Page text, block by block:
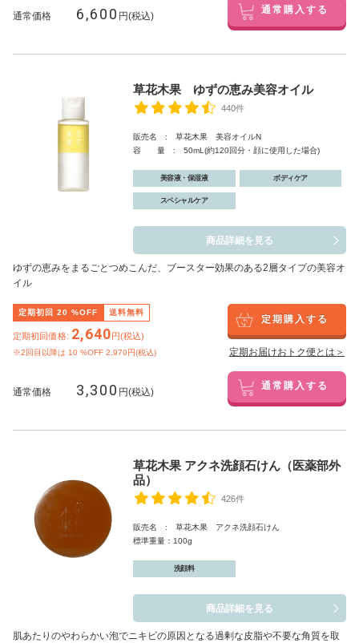
通常価格 6,600 円(税込) 通常購入する
草花木果 ゆずの恵み美容オイル
440件
販売名 : 草花木果 美容オイルN
容 量 : 50mL(約120回分・顔に使用した場合)
美容液・保湿液 ボディケア
スペシャルケア
商品詳細を見る
ゆずの恵みをまるごとつめこんだ、ブースター効果のある2層タイプの美容オ
イル
定期初回 20 %OFF 送料無料
定期初回価格: 2,640円(税込)
※2回目以降は 10 %OFF 2,970円(税込)
定期購入する
定期お届けおトク便とは＞
通常価格 3,300 円(税込) 通常購入する
草花木果 アクネ洗顔石けん（医薬部外
品）
426件
販売名 : 草花木果 アクネ洗顔石けん
標準重量：100g
洗顔料
商品詳細を見る
肌あたりのやわらかい泡でニキビの原因となる過剰な皮脂や不要な角質を取